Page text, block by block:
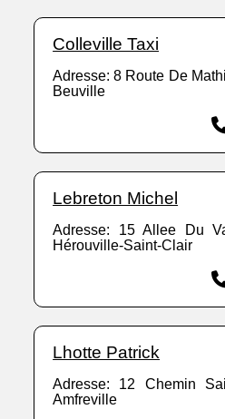
Colleville Taxi
Adresse: 8 Route De
Beuville
Lebreton Michel
Adresse: 15 Allee Du
Hérouville-Saint-Clair
Lhotte Patrick
Adresse: 12 Chemin
Amfreville